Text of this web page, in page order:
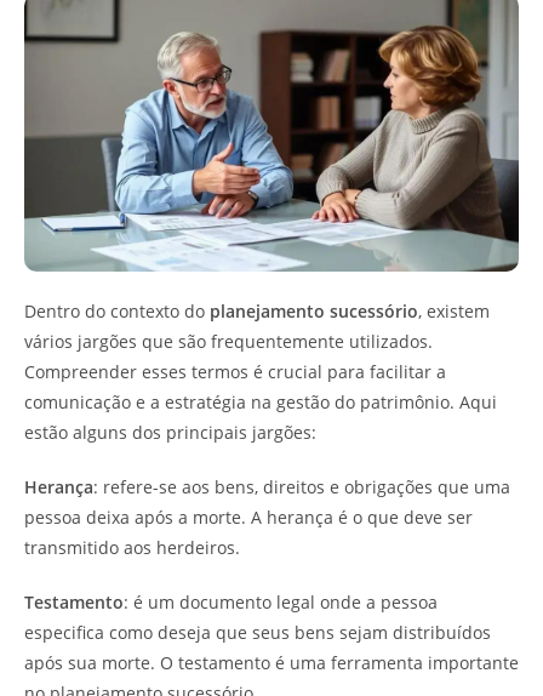
Dentro do contexto do planejamento sucessório, existem
vários jargões que são frequentemente utilizados.
Compreender esses termos é crucial para facilitar a
comunicação e a estratégia na gestão do patrimônio. Aqui
estão alguns dos principais jargões:
Herança: refere-se aos bens, direitos e obrigações que uma
pessoa deixa após a morte. A herança é o que deve ser
transmitido aos herdeiros.
Testamento: é um documento legal onde a pessoa
especifica como deseja que seus bens sejam distribuídos
após sua morte. O testamento é uma ferramenta importante